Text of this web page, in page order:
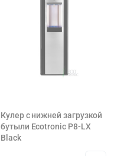
Кулер с нижней загрузкой
бутыли Ecotronic P8-LX
Black